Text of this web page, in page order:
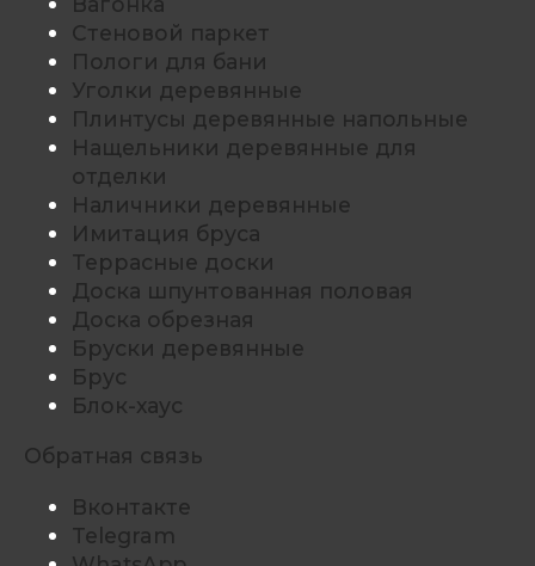
Стеновой паркет
Пологи для бани
Уголки деревянные
Плинтусы деревянные напольные
Нащельники деревянные для
отделки
Наличники деревянные
Имитация бруса
Террасные доски
Доска шпунтованная половая
Доска обрезная
Бруски деревянные
Брус
Блок-хаус
Обратная связь
Вконтакте
Telegram